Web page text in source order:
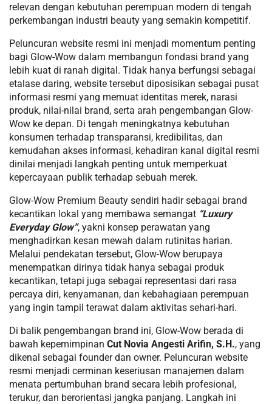
relevan dengan kebutuhan perempuan modern di tengah
perkembangan industri beauty yang semakin kompetitif.
Peluncuran website resmi ini menjadi momentum penting
bagi Glow-Wow dalam membangun fondasi brand yang
lebih kuat di ranah digital. Tidak hanya berfungsi sebagai
etalase daring, website tersebut diposisikan sebagai pusat
informasi resmi yang memuat identitas merek, narasi
produk, nilai-nilai brand, serta arah pengembangan Glow-
Wow ke depan. Di tengah meningkatnya kebutuhan
konsumen terhadap transparansi, kredibilitas, dan
kemudahan akses informasi, kehadiran kanal digital resmi
dinilai menjadi langkah penting untuk memperkuat
kepercayaan publik terhadap sebuah merek.
Glow-Wow Premium Beauty sendiri hadir sebagai brand
kecantikan lokal yang membawa semangat “Luxury
Everyday Glow”, yakni konsep perawatan yang
menghadirkan kesan mewah dalam rutinitas harian.
Melalui pendekatan tersebut, Glow-Wow berupaya
menempatkan dirinya tidak hanya sebagai produk
kecantikan, tetapi juga sebagai representasi dari rasa
percaya diri, kenyamanan, dan kebahagiaan perempuan
yang ingin tampil terawat dalam aktivitas sehari-hari.
Di balik pengembangan brand ini, Glow-Wow berada di
bawah kepemimpinan Cut Novia Angesti Arifin, S.H., yang
dikenal sebagai founder dan owner. Peluncuran website
resmi menjadi cerminan keseriusan manajemen dalam
menata pertumbuhan brand secara lebih profesional,
terukur, dan berorientasi jangka panjang. Langkah ini